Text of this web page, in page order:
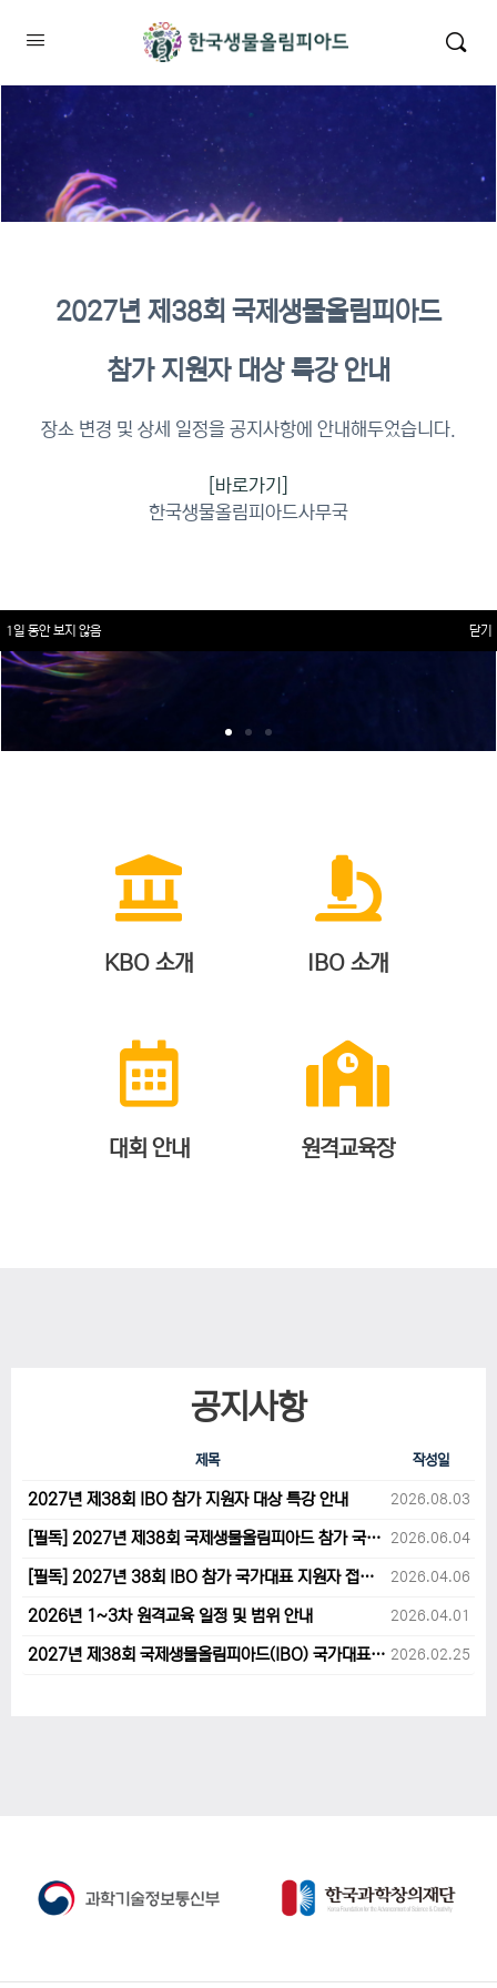
이수증명서 확인 바로가기
KBO 소개 IBO 소개
대회 안내 원격교육장
공지사항
제목 작성일
2027년 제38회 IBO 참가 지원자 대상 특강 안내 2026.08.03
[필독] 2027년 제38회 국제생물올림피아드 참가 국가대표 1차후보자 선발고사 범위 및 일정 안내 2026.06.04
[필독] 2027년 38회 IBO 참가 국가대표 지원자 접수 마감 및 원격교육 관련 공지사항 안내입니다. 2026.04.06
2026년 1~3차 원격교육 일정 및 범위 안내 2026.04.01
2027년 제38회 국제생물올림피아드(IBO) 국가대표 후보자 지원 안내 2026.02.25
2027년 제38회 국제생물올림피아드
참가 지원자 대상 특강 안내
장소 변경 및 상세 일정을 공지사항에 안내해두었습니다.
[바로가기]
한국생물올림피아드사무국
1일 동안 보지 않음 닫기